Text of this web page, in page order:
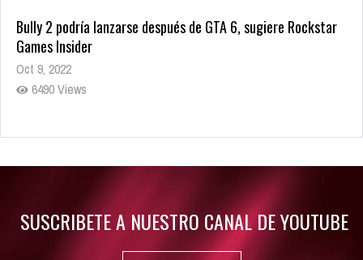
Bully 2 podría lanzarse después de GTA 6, sugiere Rockstar
Games Insider
Oct 9, 2022
6490 Views
Rumor: Se filtran los primeros detalles de Resident Evil 9
SUSCRIBETE A NUESTRO CANAL DE YOUTUBE